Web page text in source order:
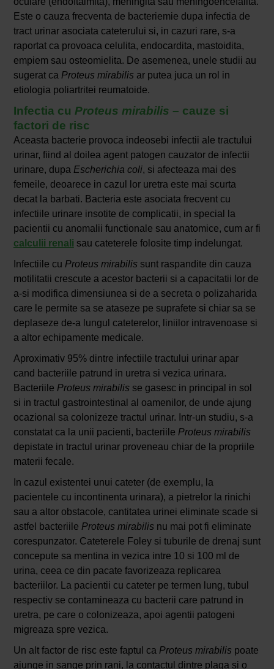
Este o cauza frecventa de bacteriemie dupa infectia de
tract urinar asociata cateterului si, in cazuri rare, s-a
raportat ca provoaca celulita, endocardita, mastoidita,
empiem sau osteomielita. De asemenea, unele studii au
sugerat ca Proteus mirabilisar putea juca un rol in
etiologia poliartritei reumatoide.
Infectia cu Proteus mirabilis – cauze si
factori de risc
Aceasta bacterie provoca indeosebi infectii ale tractului
urinar, fiind al doilea agent patogen cauzator de infectii
urinare, dupa Escherichia coli, si afecteaza mai des
femeile, deoarece in cazul lor uretra este mai scurta
decat la barbati. Bacteria este asociata frecvent cu
infectiile urinare insotite de complicatii, in special la
pacientii cu anomalii functionale sau anatomice, cum ar fi
calculii renali sau cateterele folosite timp indelungat.
Infectiile cu Proteus mirabilissunt raspandite din cauza
motilitatii crescute a acestor bacterii si a capacitatii lor de
a-si modifica dimensiunea si de a secreta o polizaharida
care le permite sa se ataseze pe suprafete si chiar sa se
deplaseze de-a lungul cateterelor, liniilor intravenoase si
a altor echipamente medicale.
Aproximativ 95% dintre infectiile tractului urinar apar
cand bacteriile patrund in uretra si vezica urinara.
Bacteriile Proteus mirabilisse gasesc in principal in sol
si in tractul gastrointestinal al oamenilor, de unde ajung
ocazional sa colonizeze tractul urinar. Intr-un studiu, s-a
constatat ca la unii pacienti, bacteriile Proteus mirabilis
depistate in tractul urinar proveneau chiar de la propriile
materii fecale.
In cazul existentei unui cateter (de exemplu, la
pacientele cu incontinenta urinara), a pietrelor la rinichi
sau a altor obstacole, cantitatea urinei eliminate scade si
astfel bacteriile Proteus mirabilisnu mai pot fi eliminate
corespunzator. Cateterele Foley si tuburile de drenaj sunt
concepute sa mentina in vezica intre 10 si 100 ml de
urina, ceea ce din pacate favorizeaza replicarea
bacteriilor. La pacientii cu cateter pe termen lung, tubul
respectiv se contamineaza cu bacterii care patrund in
uretra, pe care o colonizeaza, apoi agentii patogeni
migreaza spre vezica.
Un alt factor de risc este faptul ca Proteus mirabilispoate
ajunge in sange prin rani, la contactul dintre plaga si o